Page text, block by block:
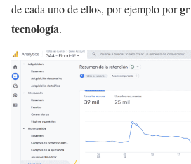
de cada uno de ellos, por ejemplo por
tecnología.